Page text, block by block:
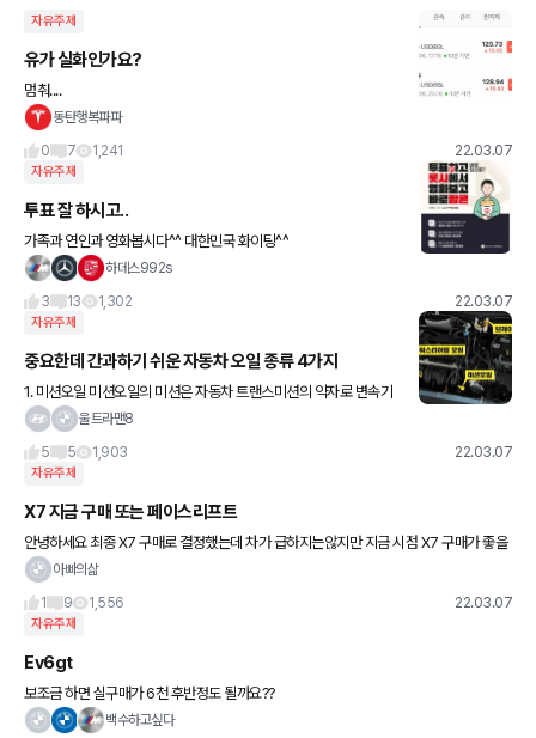
자유주제
유가 실화인가요?
멈춰....
동탄행복파파
0
7 1,241 22.03.07
자유주제
투표 잘 하시고..
가족과 연인과 영화봅시다^^ 대한민국 화이팅^^
하데스992s
3
13 1,302 22.03.07
자유주제
중요한데 간과하기 쉬운 자동차 오일 종류 4가지
1. 미션오일 미션오일의 미션은 자동차 트랜스미션의 약자로 변속기
를 뜻합니다. 미션은 엔진의 동력을 전달받아 주행에 적절한 힘으로
울트라맨8
5
5 1,903 22.03.07
자유주제
X7 지금 구매 또는 페이스리프트
안녕하세요 최종 X7 구매로 결정했는데 차가 급하지는않지만 지금 시점 X7 구매가 좋을
까요? 곧 나올 페이스리프트가 좋을까요?
아빠의삶
1
9 1,556 22.03.07
자유주제
Ev6gt
보조금 하면 실구매가 6천 후반정도 될까요??
백수하고싶다